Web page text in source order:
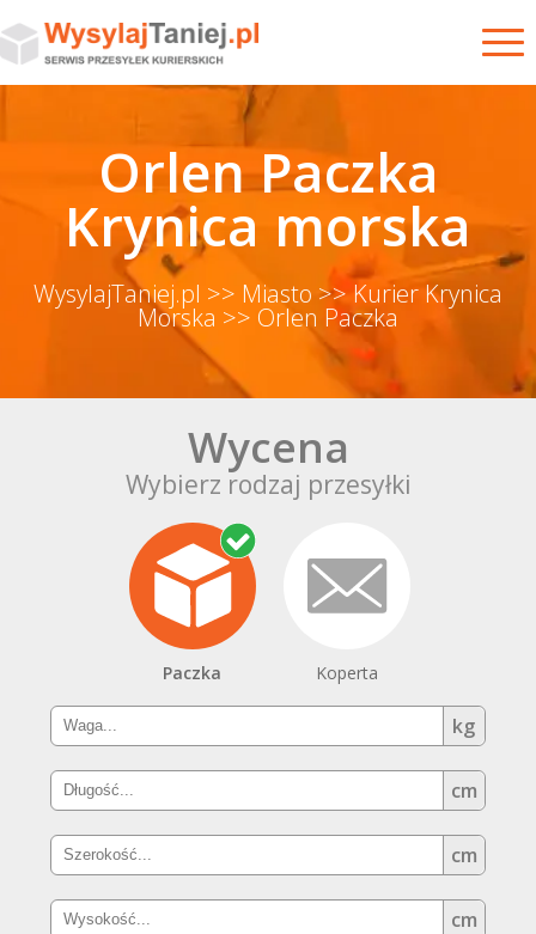
Orlen Paczka
Krynica morska
WysylajTaniej.pl >> Miasto >> Kurier Krynica
Morska >> Orlen Paczka
Wycena
Wybierz rodzaj przesyłki
Paczka Koperta
kg
cm
cm
cm